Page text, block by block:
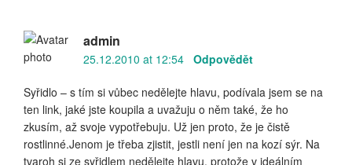
admin
25.12.2010 at 12:54 Odpovědět
Syřidlo – s tím si vůbec nedělejte hlavu, podívala jsem se na
ten link, jaké jste koupila a uvažuju o něm také, že ho
zkusím, až svoje vypotřebuju. Už jen proto, že je čistě
rostlinné.Jenom je třeba zjistit, jestli není jen na kozí sýr. Na
tvaroh si ze syřidlem nedělejte hlavu, protože v ideálním